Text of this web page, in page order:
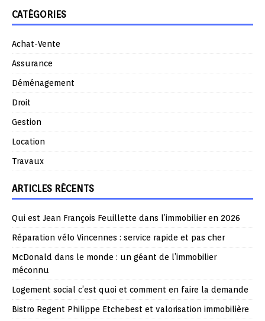
CATÉGORIES
Achat-Vente
Assurance
Déménagement
Droit
Gestion
Location
Travaux
ARTICLES RÉCENTS
Qui est Jean François Feuillette dans l’immobilier en 2026
Réparation vélo Vincennes : service rapide et pas cher
McDonald dans le monde : un géant de l’immobilier
méconnu
Logement social c’est quoi et comment en faire la demande
Bistro Regent Philippe Etchebest et valorisation immobilière